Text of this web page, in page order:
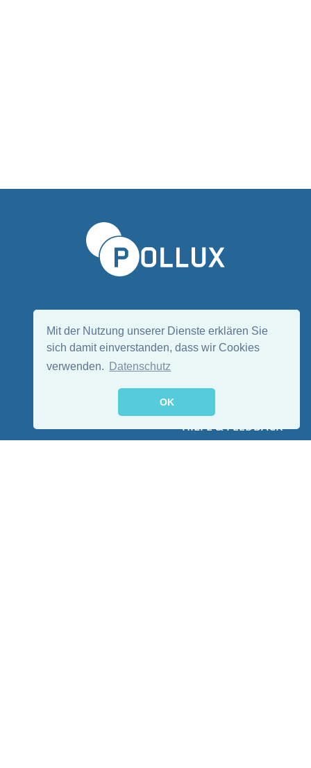
Mit der Nutzung unserer Dienste erklären Sie
sich damit einverstanden, dass wir Cookies
verwenden.
Datenschutz
OK
HILFE & FEEDBACK
EN